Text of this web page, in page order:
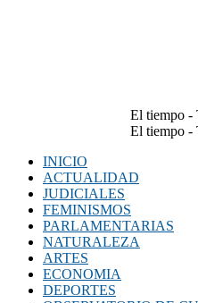
El tiempo -
El tiempo -
INICIO
ACTUALIDAD
JUDICIALES
FEMINISMOS
PARLAMENTARIAS
NATURALEZA
ARTES
ECONOMIA
DEPORTES